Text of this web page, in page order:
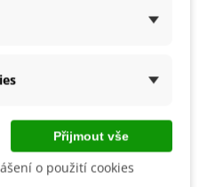
cibuloviny balíme do
a cibulky stejného
Přijmout vše
o použití cookies